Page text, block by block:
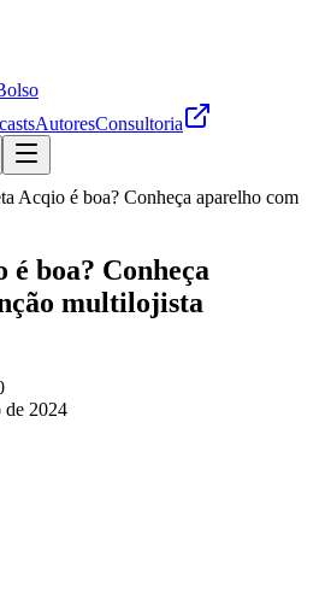
AutoresConsultoria
Acqio é boa? Conheça aparelho com
boa? Conheça
multilojista
de 2024